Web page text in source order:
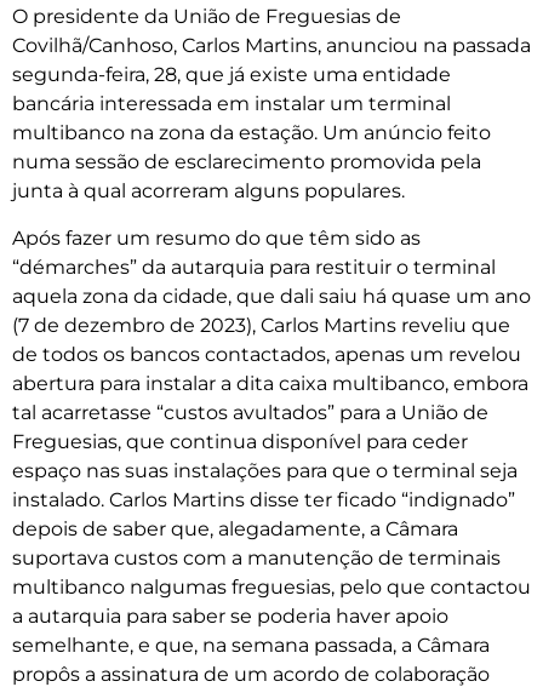
O presidente da União de Freguesias de
Covilhã/Canhoso, Carlos Martins, anunciou na passada
segunda-feira, 28, que já existe uma entidade
bancária interessada em instalar um terminal
multibanco na zona da estação. Um anúncio feito
numa sessão de esclarecimento promovida pela
junta à qual acorreram alguns populares.
Após fazer um resumo do que têm sido as
“démarches” da autarquia para restituir o terminal
aquela zona da cidade, que dali saiu há quase um ano
(7 de dezembro de 2023), Carlos Martins reveliu que
de todos os bancos contactados, apenas um revelou
abertura para instalar a dita caixa multibanco, embora
tal acarretasse “custos avultados” para a União de
Freguesias, que continua disponível para ceder
espaço nas suas instalações para que o terminal seja
instalado. Carlos Martins disse ter ficado “indignado”
depois de saber que, alegadamente, a Câmara
suportava custos com a manutenção de terminais
multibanco nalgumas freguesias, pelo que contactou
a autarquia para saber se poderia haver apoio
semelhante, e que, na semana passada, a Câmara
propôs a assinatura de um acordo de colaboração